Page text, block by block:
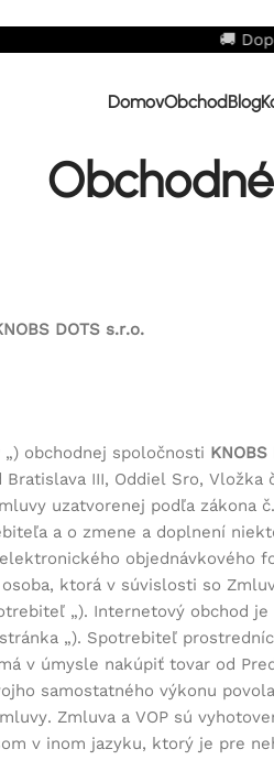
DomovObchodBlog
DOTS s.r.o.
„) obchodnej spoločnosti KNOBS
III, Oddiel Sro, Vložka
uzatvorenej podľa zákona
a o zmene a doplnení
objednávkového
ktorá v súvislosti so
„). Internetový obchod
„). Spotrebiteľ
v úmysle nakúpiť tovar od
samostatného výkonu
Zmluva a VOP sú
v inom jazyku, ktorý je pre